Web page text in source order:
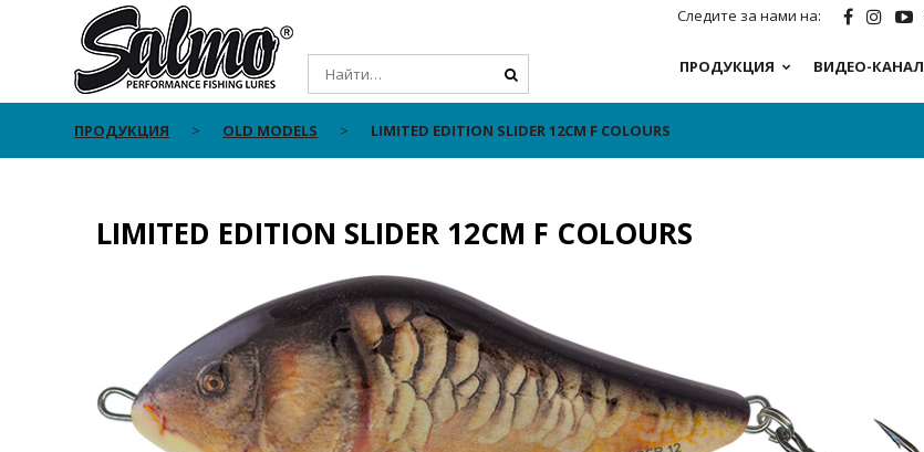
Следите за нами на:
ПРОДУКЦИЯ ВИДЕО-КАНАЛ
ПРОДУКЦИЯ OLD MODELS LIMITED EDITION SLIDER 12CM F COLOURS
LIMITED EDITION SLIDER 12CM F COLOURS